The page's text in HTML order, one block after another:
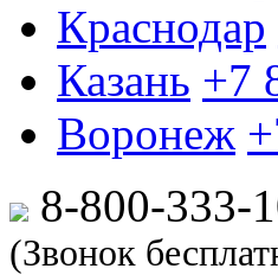
Краснодар
Казань +7
Воронеж
8-800-333-
(Звонок